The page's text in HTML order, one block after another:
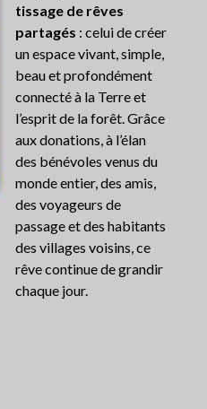
tissage de rêves
partagés : celui de créer
un espace vivant, simple,
beau et profondément
connecté à la Terre et
l’esprit de la forêt. Grâce
aux donations, à l’élan
des bénévoles venus du
monde entier, des amis,
des voyageurs de
passage et des habitants
des villages voisins, ce
rêve continue de grandir
chaque jour.